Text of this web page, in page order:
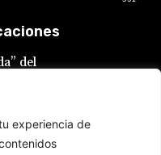
experiencia de
del